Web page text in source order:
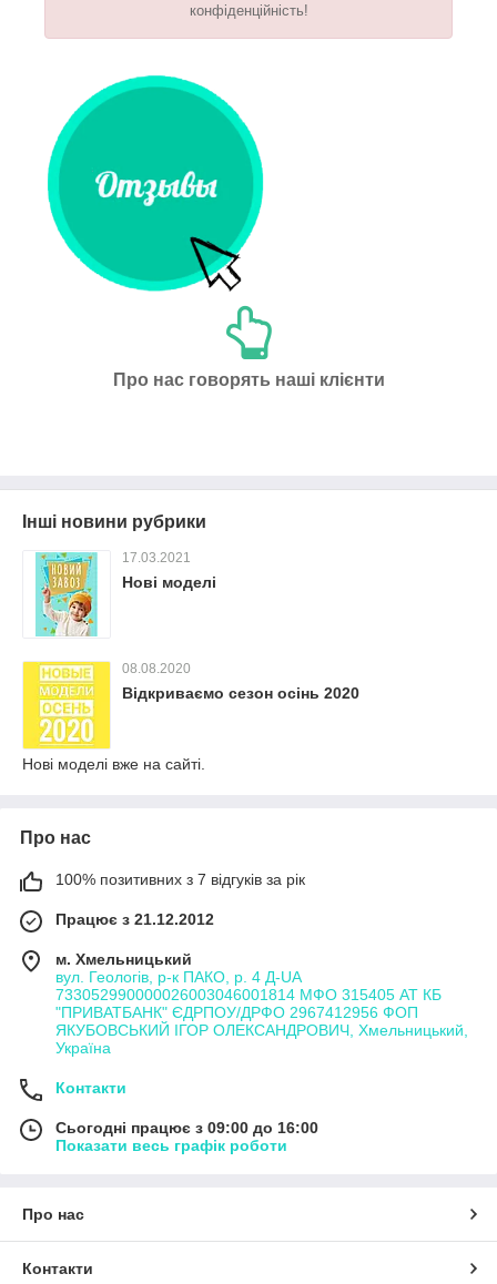
конфіденційність!
Про нас говорять наші клієнти
Інші новини рубрики
17.03.2021
Нові моделі
08.08.2020
Відкриваємо сезон осінь 2020
Нові моделі вже на сайті.
Про нас
100% позитивних з 7 відгуків за рік
Працює з 21.12.2012
м. Хмельницький
вул. Геологів, р-к ПАКО, р. 4 Д-UA
733052990000026003046001814 МФО 315405 АТ КБ
"ПРИВАТБАНК" ЄДРПОУ/ДРФО 2967412956 ФОП
ЯКУБОВСЬКИЙ ІГОР ОЛЕКСАНДРОВИЧ, Хмельницький,
Україна
Контакти
Сьогодні працює з 09:00 до 16:00
Показати весь графік роботи
Про нас
Контакти